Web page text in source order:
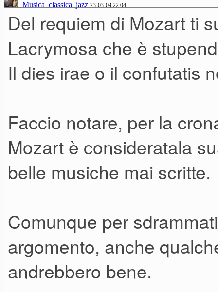
Musica_classica_jazz 23-03-09 22.04
Del requiem di Mozart ti
Lacrymosa che è
Il dies irae o il confutatis
Faccio notare, per la
Mozart è consideratala
belle musiche mai scritte.
Comunque per
argomento, anche
andrebbero bene.